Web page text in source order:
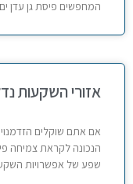
המחפשים פיסת גן עדן ים
אזורי השקעות
אם אתם שוקלים
הנכונה לקראת צמיחה
שפע של אפשרויות